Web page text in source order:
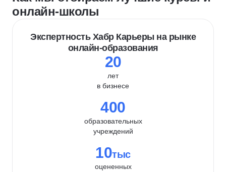
онлайн-школы
Экспертность Хабр Карьеры на рынке
онлайн-образования
20
лет
в бизнесе
400
образовательных
учреждений
10тыс
оцененных